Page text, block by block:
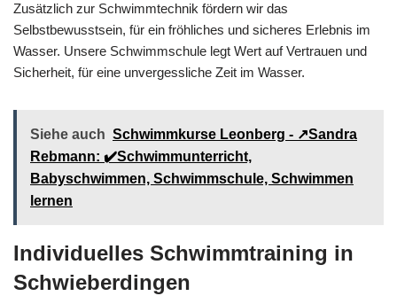
Zusätzlich zur Schwimmtechnik fördern wir das
Selbstbewusstsein, für ein fröhliches und sicheres Erlebnis im
Wasser. Unsere Schwimmschule legt Wert auf Vertrauen und
Sicherheit, für eine unvergessliche Zeit im Wasser.
Siehe auch Schwimmkurse Leonberg - ↗️Sandra
Rebmann: ✔️Schwimmunterricht,
Babyschwimmen, Schwimmschule, Schwimmen
lernen
Individuelles Schwimmtraining in
Schwieberdingen